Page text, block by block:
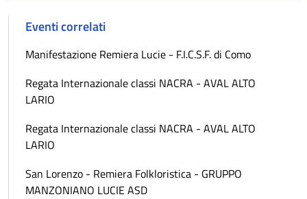
Eventi correlati
Manifestazione Remiera Lucie - F.I.C.S.F. di Como
Regata Internazionale classi NACRA - AVAL ALTO
LARIO
Regata Internazionale classi NACRA - AVAL ALTO
LARIO
San Lorenzo - Remiera Folkloristica - GRUPPO
MANZONIANO LUCIE ASD